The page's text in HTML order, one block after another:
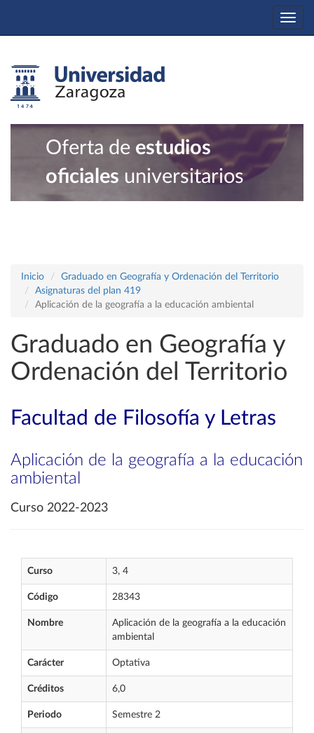
Oferta de estudios
oficiales universitarios
Inicio
Graduado en Geografía y Ordenación del Territorio
Asignaturas del plan 419
Aplicación de la geografía a la educación ambiental
Graduado en Geografía y
Ordenación del Territorio
Facultad de Filosofía y Letras
Aplicación de la geografía a la educación
ambiental
Curso 2022-2023
Curso 3, 4
Código 28343
Nombre
Aplicación de la geografía a la educación
ambiental
Carácter Optativa
Créditos 6,0
Periodo Semestre 2